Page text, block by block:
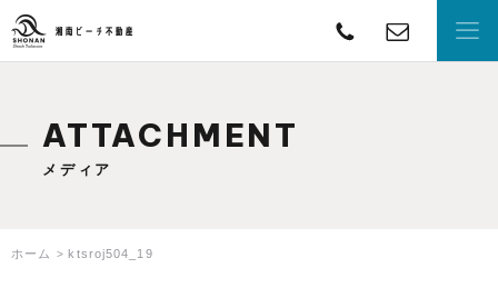
湘南ビーチ不動産
ATTACHMENT
メディア
ホーム ktsroj504_19